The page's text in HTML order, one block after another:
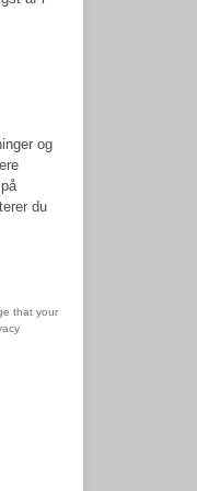
og
du
that your